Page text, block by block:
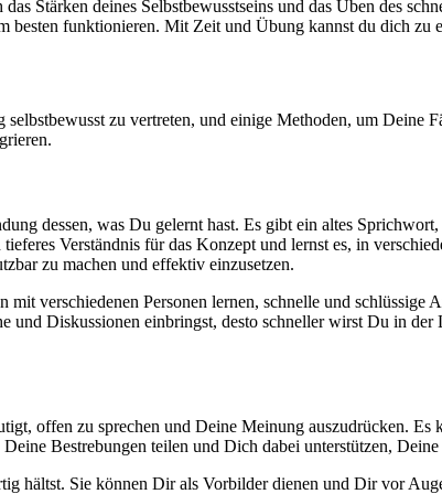
Stärken deines Selbstbewusstseins und das Üben des
besten funktionieren. Mit Zeit und Übung kannst du dich zu
zu vertreten, und einige Methoden, um Deine
dessen, was Du gelernt hast. Es gibt ein altes
Verständnis für das Konzept und lernst es, in
zu machen und effektiv einzusetzen.
verschiedenen Personen lernen, schnelle und
und Diskussionen einbringst, desto schneller wirst Du in
offen zu sprechen und Deine Meinung auszudrücken.
Bestrebungen teilen und Dich dabei unterstützen,
hältst. Sie können Dir als Vorbilder dienen und Dir vor